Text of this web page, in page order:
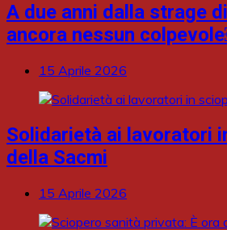
A due anni dalla strage
ancora nessun
15 Aprile 2026
Solidarietà ai lavoratori
della Sacmi
15 Aprile 2026